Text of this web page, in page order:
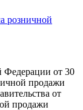
розничной
Федерации от 30
продажи
от
продажи